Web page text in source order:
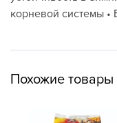
корневой системы •
Похожие товары